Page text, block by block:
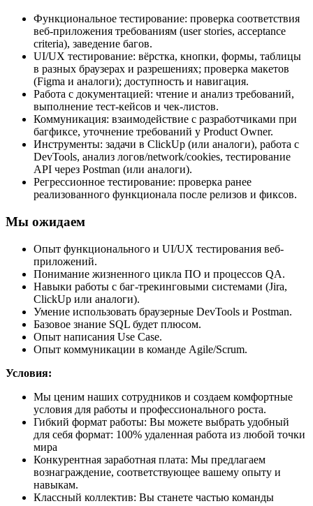
Функциональное тестирование: проверка соответствия
веб-приложения требованиям (user stories, acceptance
criteria), заведение багов.
UI/UX тестирование: вёрстка, кнопки, формы, таблицы
в разных браузерах и разрешениях; проверка макетов
(Figma и аналоги); доступность и навигация.
Работа с документацией: чтение и анализ требований,
выполнение тест-кейсов и чек-листов.
Коммуникация: взаимодействие с разработчиками при
багфиксе, уточнение требований у Product Owner.
Инструменты: задачи в ClickUp (или аналоги), работа с
DevTools, анализ логов/network/cookies, тестирование
API через Postman (или аналоги).
Регрессионное тестирование: проверка ранее
реализованного функционала после релизов и фиксов.
Мы ожидаем
Опыт функционального и UI/UX тестирования веб-
приложений.
Понимание жизненного цикла ПО и процессов QA.
Навыки работы с баг-трекинговыми системами (Jira,
ClickUp или аналоги).
Умение использовать браузерные DevTools и Postman.
Базовое знание SQL будет плюсом.
Опыт написания Use Case.
Опыт коммуникации в команде Agile/Scrum.
Условия:
Мы ценим наших сотрудников и создаем комфортные
условия для работы и профессионального роста.
Гибкий формат работы: Вы можете выбрать удобный
для себя формат: 100% удаленная работа из любой точки
мира
Конкурентная заработная плата: Мы предлагаем
вознаграждение, соответствующее вашему опыту и
навыкам.
Классный коллектив: Вы станете частью команды